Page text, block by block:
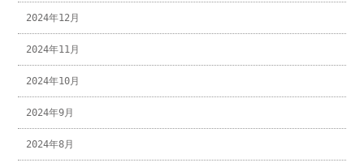
2024年12月
2024年11月
2024年10月
2024年9月
2024年8月